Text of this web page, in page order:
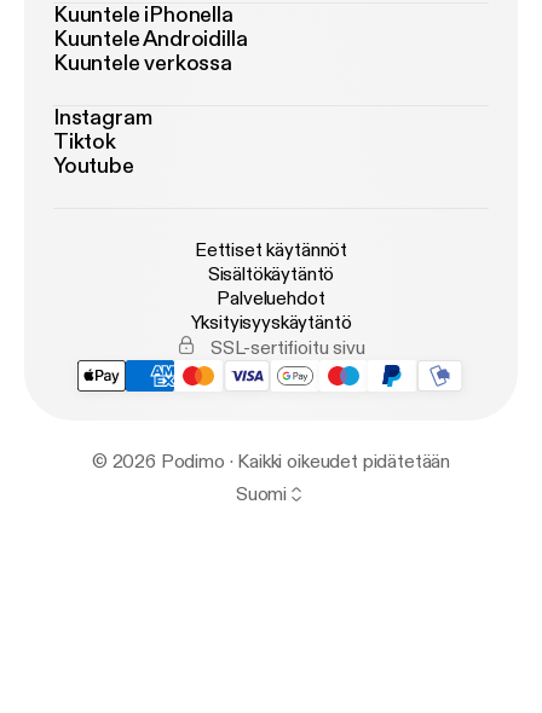
Kuuntele iPhonella
Kuuntele Androidilla
Kuuntele verkossa
Instagram
Tiktok
Youtube
Eettiset käytännöt
Sisältökäytäntö
Palveluehdot
Yksityisyyskäytäntö
SSL-sertifioitu sivu
© 2026 Podimo · Kaikki oikeudet pidätetään
Suomi